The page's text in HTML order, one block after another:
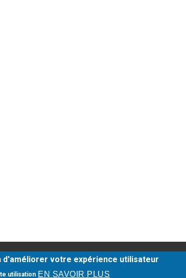
-Infos Conseil de l'Ordre- site web du
d'améliorer votre expérience utilisateur
utilisation EN SAVOIR PLUS